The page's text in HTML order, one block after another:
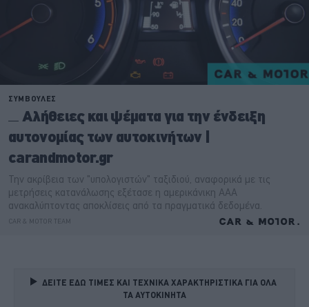
ΔΕΙΤΕ ΕΔΩ ΤΙΜΕΣ ΚΑΙ ΤΕΧΝΙΚΑ ΧΑΡΑΚΤΗΡΙΣΤΙΚΑ ΓΙΑ ΟΛΑ
ΤΑ ΑΥΤΟΚΙΝΗΤΑ